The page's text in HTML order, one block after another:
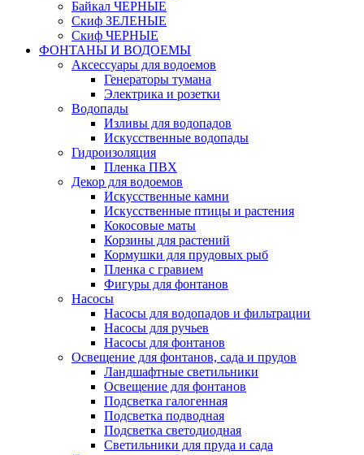
Байкал ЧЕРНЫЕ
Скиф ЗЕЛЕНЫЕ
Скиф ЧЕРНЫЕ
ФОНТАНЫ И ВОДОЕМЫ
Аксессуары для водоемов
Генераторы тумана
Электрика и розетки
Водопады
Изливы для водопадов
Искусственные водопады
Гидроизоляция
Пленка ПВХ
Декор для водоемов
Искусственные камни
Искусственные птицы и растения
Кокосовые маты
Корзины для растений
Кормушки для прудовых рыб
Пленка с гравием
Фигуры для фонтанов
Насосы
Насосы для водопадов и фильтрации
Насосы для ручьев
Насосы для фонтанов
Освещение для фонтанов, сада и прудов
Ландшафтные светильники
Освещение для фонтанов
Подсветка галогенная
Подсветка подводная
Подсветка светодиодная
Светильники для пруда и сада